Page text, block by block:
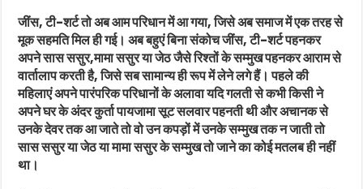
जींस, टी-शर्ट तो अब आम परिधान में आ गया, जिसे अब समाज में एक तरह से
मूक सहमति मिल ही गई। अब बहुएं बिना संकोच जींस, टी-शर्ट पहनकर
अपने सास ससुर,मामा ससुर या जेठ जैसे रिश्तों के सम्मुख पहनकर आराम से
वार्तालाप करती है, जिसे सब सामान्य ही रूप में लेने लगे हैं। पहले की
महिलाएं अपने पारंपरिक परिधानों के अलावा यदि गलती से कभी किसी ने
अपने घर के अंदर कुर्ता पायजामा सूट सलवार पहनती थी और अचानक से
उनके देवर तक आ जाते तो वो उन कपड़ों में उनके सम्मुख तक न जाती तो
सास ससुर या जेठ या मामा ससुर के सम्मुख तो जाने का कोई मतलब ही नहीं
था।